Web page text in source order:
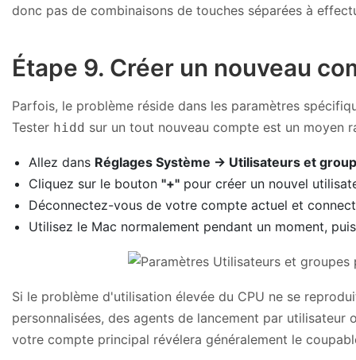
donc pas de combinaisons de touches séparées à
Étape 9. Créer un nouveau
Parfois, le problème réside dans les paramètres
Tester hidd sur un tout nouveau compte est un
Allez dans Réglages Système → Utilisateurs et
Cliquez sur le bouton"+" pour créer un nouvel
Déconnectez-vous de votre compte actuel et
Utilisez le Mac normalement pendant un moment,
Si le problème d'utilisation élevée du CPU ne se
personnalisées, des agents de lancement par
votre compte principal révélera généralement le